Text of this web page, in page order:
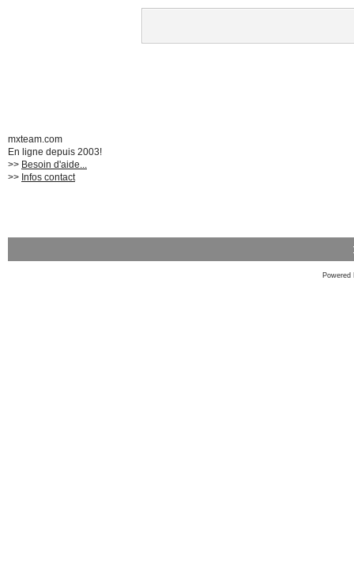
mxteam.com
En ligne depuis 2003!
>> Besoin d'aide...
>> Infos contact